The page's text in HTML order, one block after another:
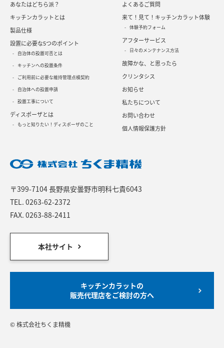
あなたはどちら派？
キッチンカラットとは
製品仕様
設置に必要な5つのポイント
自治体の設置可否とは
キッチンへの設置条件
ご利用前に必要な維持管理点検契約
自治体への設置申請
設置工事について
ディスポーザとは
もっと知りたい！ディスポーザのこと
よくあるご質問
来て！見て！キッチンカラット体験
体験予約フォーム
アフターサービス
日々のメンテナンス方法
故障かな、と思ったら
クリンタシス
お知らせ
私たちについて
お問い合わせ
個人情報保護方針
〒399-7104 長野県安曇野市明科七貴6043
TEL. 0263-62-2372
FAX. 0263-88-2411
本社サイト
キッチンカラットの
販売代理店をご検討の方へ
© 株式会社ちくま精機